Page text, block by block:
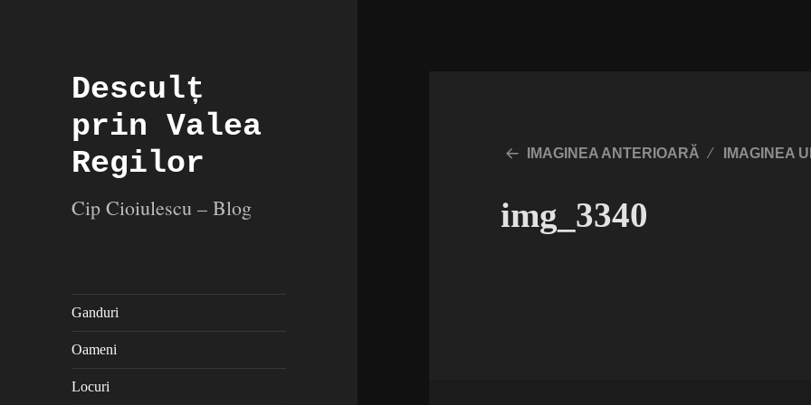
Desculț
prin Valea
Regilor
Cip Cioiulescu – Blog
Ganduri
Oameni
Locuri
IMAGINEA ANTERIOARĂ IMAGINEA
img_3340